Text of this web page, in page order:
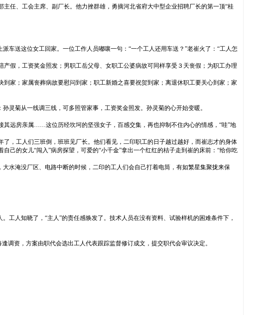
任、工会主席、副厂长。他力挫群雄，勇摘河北省府大中型企业招聘厂长的第一顶“桂
车送这位女工回家。一位工作人员嘟嚷一句：“一个工人还用车送？”老崔火了：“工人怎
假，工资奖金照发；男职工岳父母、女职工公婆病故可同样享受３天丧假；为职工办理
家；家属丧葬病故要慰问到家；职工新婚之喜要祝贺到家；离退休职工要关心到家；家
灵菊从一线调三线，可多照管家事，工资奖金照发。孙灵菊的心开始变暖。
远房亲属……这位历经坎坷的坚强女子，百感交集，再也抑制不住内心的情感，“哇”地
，工人们三班倒，班班见厂长。他们看见，二印职工的日子越过越好，而崔志才的身体
己的女儿“闯入”病房探望，可爱的“小千金”拿出一个红红的桔子走到崔的床前：“给你吃
水淹没厂区、电路中断的时候，二印的工人们会自己打着电筒，有如繁星集聚拢来保
工人知晓了，“主人”的责任感焕发了。技术人员在没有资料、试验样机的困难条件下，
调资，方案由职代会选出工人代表跟踪监督修订成文，提交职代会审议决定。